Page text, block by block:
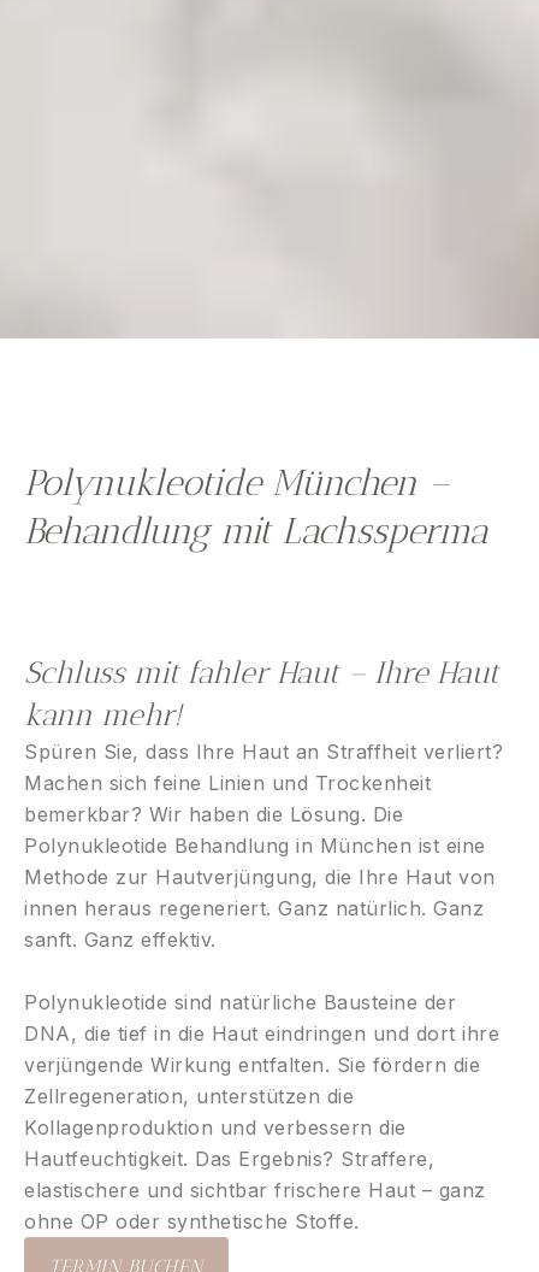
Polynukleotide München –
Behandlung mit Lachssperma
Schluss mit fahler Haut – Ihre Haut
kann mehr!
Spüren Sie, dass Ihre Haut an Straffheit verliert?
Machen sich feine Linien und Trockenheit
bemerkbar? Wir haben die Lösung. Die
Polynukleotide Behandlung in München ist eine
Methode zur Hautverjüngung, die Ihre Haut von
innen heraus regeneriert. Ganz natürlich. Ganz
sanft. Ganz effektiv.
Polynukleotide sind natürliche Bausteine der
DNA, die tief in die Haut eindringen und dort ihre
verjüngende Wirkung entfalten. Sie fördern die
Zellregeneration, unterstützen die
Kollagenproduktion und verbessern die
Hautfeuchtigkeit. Das Ergebnis? Straffere,
elastischere und sichtbar frischere Haut – ganz
ohne OP oder synthetische Stoffe.
TERMIN BUCHEN